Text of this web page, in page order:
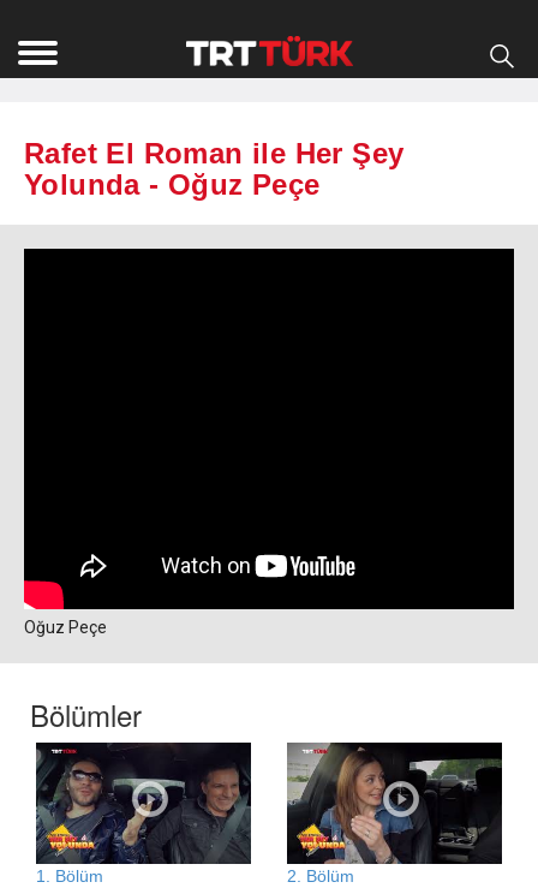
Rafet El Roman ile Her Şey
Yolunda - Oğuz Peçe
Oğuz Peçe
Bölümler
1. Bölüm 2. Bölüm